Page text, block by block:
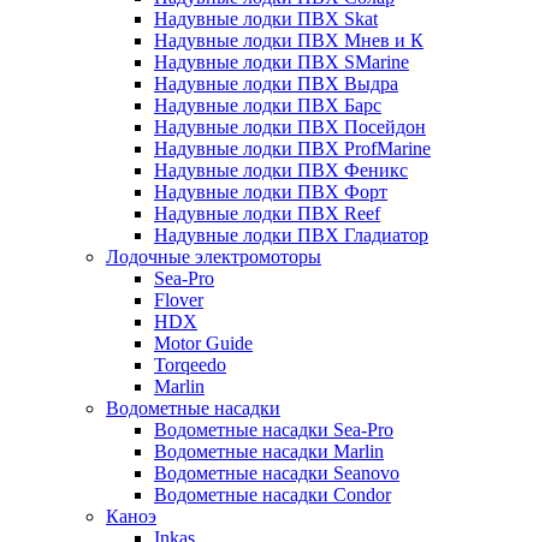
Надувные лодки ПВХ Skat
Надувные лодки ПВХ Мнев и К
Надувные лодки ПВХ SMarine
Надувные лодки ПВХ Выдра
Надувные лодки ПВХ Барс
Надувные лодки ПВХ Посейдон
Надувные лодки ПВХ ProfMarine
Надувные лодки ПВХ Феникс
Надувные лодки ПВХ Форт
Надувные лодки ПВХ Reef
Надувные лодки ПВХ Гладиатор
Лодочные электромоторы
Sea-Pro
Flover
HDX
Motor Guide
Torqeedo
Marlin
Водометные насадки
Водометные насадки Sea-Pro
Водометные насадки Marlin
Водометные насадки Seanovo
Водометные насадки Condor
Каноэ
Inkas